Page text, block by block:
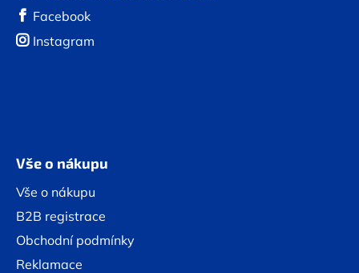
Facebook
Instagram
Vše o nákupu
Vše o nákupu
B2B registrace
Obchodní podmínky
Reklamace